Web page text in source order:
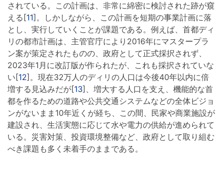
されている。この計画は、非常に綿密に検討された跡が窺
える[11]。しかしながら、この計画を短期の事業計画に落
とし、実行していくことが課題である。例えば、首都ディ
リの都市計画は、主管官庁により2016年にマスタープラ
ン案が策定されたものの、政府として正式採択されず、
2023年1月に改訂版が作られたが、これも採択されていな
い[12]。現在32万人のディリの人口は今後40年以内に倍
増する見込みだが[13]、増大する人口を支え、機能的な首
都を作るための道路や公共交通システムなどの全体ビジョ
ンがないまま10年近くが経ち、この間、民家や商業施設が
建設され、生活実態に応じて水や電力の供給が進められて
いる。災害対策、投資環境整備など、政府として取り組む
べき課題も多く未着手のままである。